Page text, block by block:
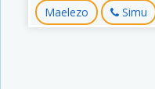
Maelezo Simu